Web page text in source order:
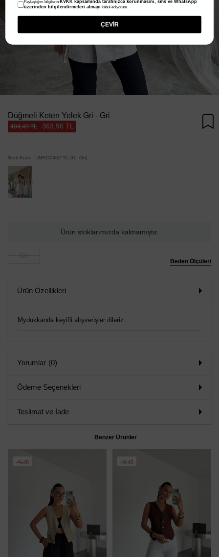
Düğmeli Keten Yelek Gri - Gri
404,40 TL 363,96 TL
Stok Kodu (MYD7362.YL.01_Gri)
Tükendi
Ürün stoklarımızda kalmamıştır.
Beden Ölçüleri
Ürün Özellikleri
Mydukkanda keyifli alışverişler dileriz.
Yorumlar (0)
Ödeme Seçenekleri
Teslimat ve İade
Benzer Ürünler
%45 %45
Paylaştığım bilgilerin KVKK kapsamında tarafınızca korunmasını, sms ve WhatsApp
üzerinden bilgilendirmeleri almayı kabul ediyorum.
ÇEVİR